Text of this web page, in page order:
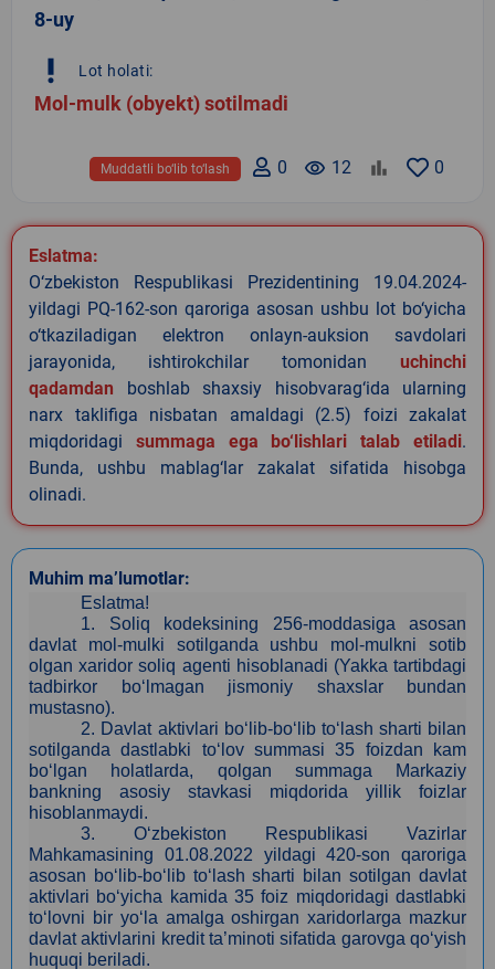
8-uy
priority_high Lot holati:
Mol-mulk (obyekt) sotilmadi
0
remove_red_eye 12
0
Muddatli bo‘lib to‘lash
Eslatma:
O‘zbekiston Respublikasi Prezidentining 19.04.2024-
yildagi PQ-162-son qaroriga asosan ushbu lot bo‘yicha
o‘tkaziladigan elektron onlayn-auksion savdolari
jarayonida, ishtirokchilar tomonidan uchinchi
qadamdan boshlab shaxsiy hisobvarag‘ida ularning
narx taklifiga nisbatan amaldagi (2.5) foizi zakalat
miqdoridagi summaga ega bo‘lishlari talab etiladi.
Bunda, ushbu mablag‘lar zakalat sifatida hisobga
olinadi.
Muhim ma’lumotlar:
Eslatma!
1. Soliq kodeksining 256-moddasiga asosan
davlat mol-mulki sotilganda ushbu mol-mulkni sotib
olgan xaridor soliq agenti hisoblanadi (Yakka tartibdagi
tadbirkor bo‘lmagan jismoniy shaxslar bundan
mustasno).
2. Davlat aktivlari bo‘lib-bo‘lib to‘lash sharti bilan
sotilganda dastlabki to‘lov summasi 35 foizdan kam
bo‘lgan holatlarda, qolgan summaga Markaziy
bankning asosiy stavkasi miqdorida yillik foizlar
hisoblanmaydi.
3. O‘zbekiston Respublikasi Vazirlar
Mahkamasining 01.08.2022 yildagi 420-son qaroriga
asosan bo‘lib-bo‘lib to‘lash sharti bilan sotilgan davlat
aktivlari bo‘yicha kamida 35 foiz miqdoridagi dastlabki
to‘lovni bir yo‘la amalga oshirgan xaridorlarga mazkur
davlat aktivlarini kredit ta’minoti sifatida garovga qo‘yish
huquqi beriladi.